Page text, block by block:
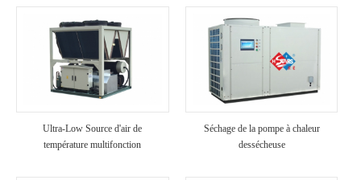
Ultra-Low Source d'air de
température multifonction
Séchage de la pompe à chaleur
dessécheuse